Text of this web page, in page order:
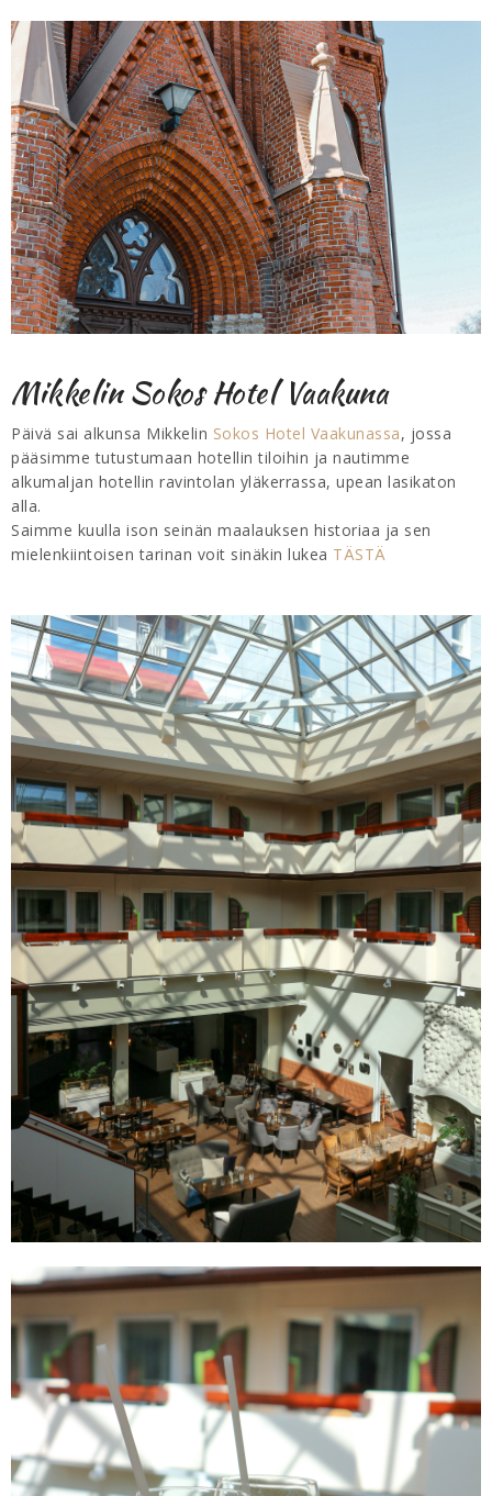
Mikkelin Sokos Hotel Vaakuna
Päivä sai alkunsa Mikkelin Sokos Hotel Vaakunassa, jossa
pääsimme tutustumaan hotellin tiloihin ja nautimme
alkumaljan hotellin ravintolan yläkerrassa, upean lasikaton
alla.
Saimme kuulla ison seinän maalauksen historiaa ja sen
mielenkiintoisen tarinan voit sinäkin lukea TÄSTÄ